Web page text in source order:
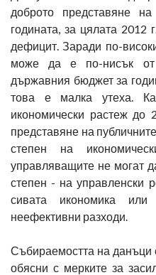
доброто представяне
годината, за цялата 2012
дефицит. Заради по-
може да е по-нисък от
държавния бюджет за
това е малка утеха.
икономически растеж до
представяне на
степен на
управляващите не могат
степен - на управленски
сивата икономика
неефективни разходи.
Събираемостта на данъци
обясни с мерките за